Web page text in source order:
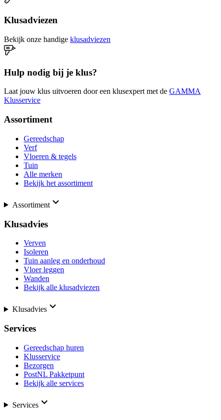
Klusadviezen
Bekijk onze handige klusadviezen
Hulp nodig bij je klus?
Laat jouw klus uitvoeren door een klusexpert met de GAMMA
Klusservice
Assortiment
Gereedschap
Verf
Vloeren & tegels
Tuin
Alle merken
Bekijk het assortiment
Assortiment
Klusadvies
Verven
Isoleren
Tuin aanleg en onderhoud
Vloer leggen
Wanden
Bekijk alle klusadviezen
Klusadvies
Services
Gereedschap huren
Klusservice
Bezorgen
PostNL Pakketpunt
Bekijk alle services
Services